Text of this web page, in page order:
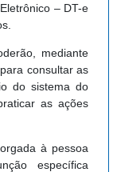
– DT-e
mediante
consultar as
do sistema do
as ações
à pessoa
específica